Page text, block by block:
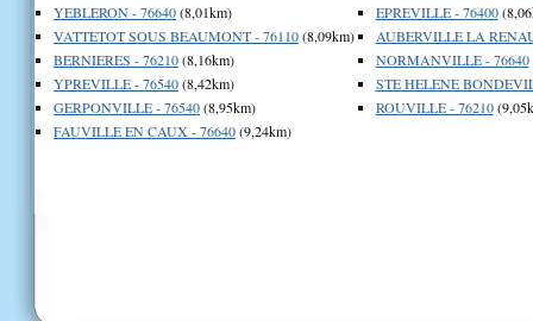
YEBLERON - 76640(8,01km)
VATTETOT SOUS BEAUMONT - 76110(8,09km)
BERNIERES - 76210(8,16km)
YPREVILLE - 76540(8,42km)
GERPONVILLE - 76540(8,95km)
FAUVILLE EN CAUX - 76640(9,24km)
EPREVILLE - 76400
AUBERVILLE LA
NORMANVILLE - 76640
STE HELENE
ROUVILLE - 76210